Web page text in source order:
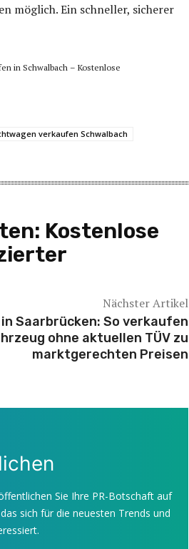
möglich. Ein schneller, sicherer
in Schwalbach – Kostenlose
verkaufen Schwalbach
Kostenlose
Nächster Artikel
Saarbrücken: So verkaufen
ohne aktuellen TÜV zu
marktgerechten Preisen
Sie Ihre PR-Botschaft auf
sich für die neuesten Trends und